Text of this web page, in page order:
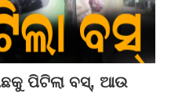
ପିଟିଲା ବସ୍‌, ଆଉ